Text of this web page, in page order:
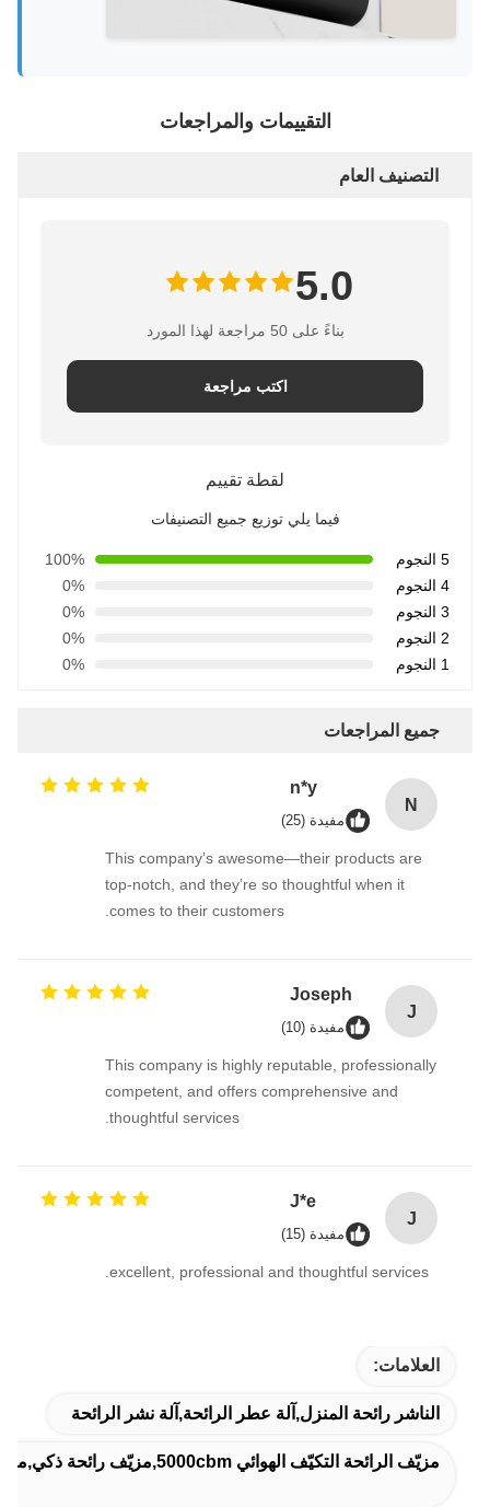
التقييمات والمراجعات
التصنيف العام
5.0
بناءً على 50 مراجعة لهذا المورد
اكتب مراجعة
لقطة تقييم
فيما يلي توزيع جميع التصنيفات
5 النجوم
100%
4 النجوم
0%
3 النجوم
0%
2 النجوم
0%
1 النجوم
0%
جميع المراجعات
N
n*y
مفيدة (25)
This company’s awesome—their products are
top-notch, and they’re so thoughtful when it
comes to their customers.
J
Joseph
مفيدة (10)
This company is highly reputable, professionally
competent, and offers comprehensive and
thoughtful services.
J
J*e
مفيدة (15)
excellent, professional and thoughtful services.
العلامات:
الناشر رائحة المنزل,آلة عطر الرائحة,آلة نشر الرائحة
مزيّف الرائحة التكيّف الهوائي 5000cbm,مزيّف رائحة ذكي,مضخم رائحة ذكي 5000 كربم